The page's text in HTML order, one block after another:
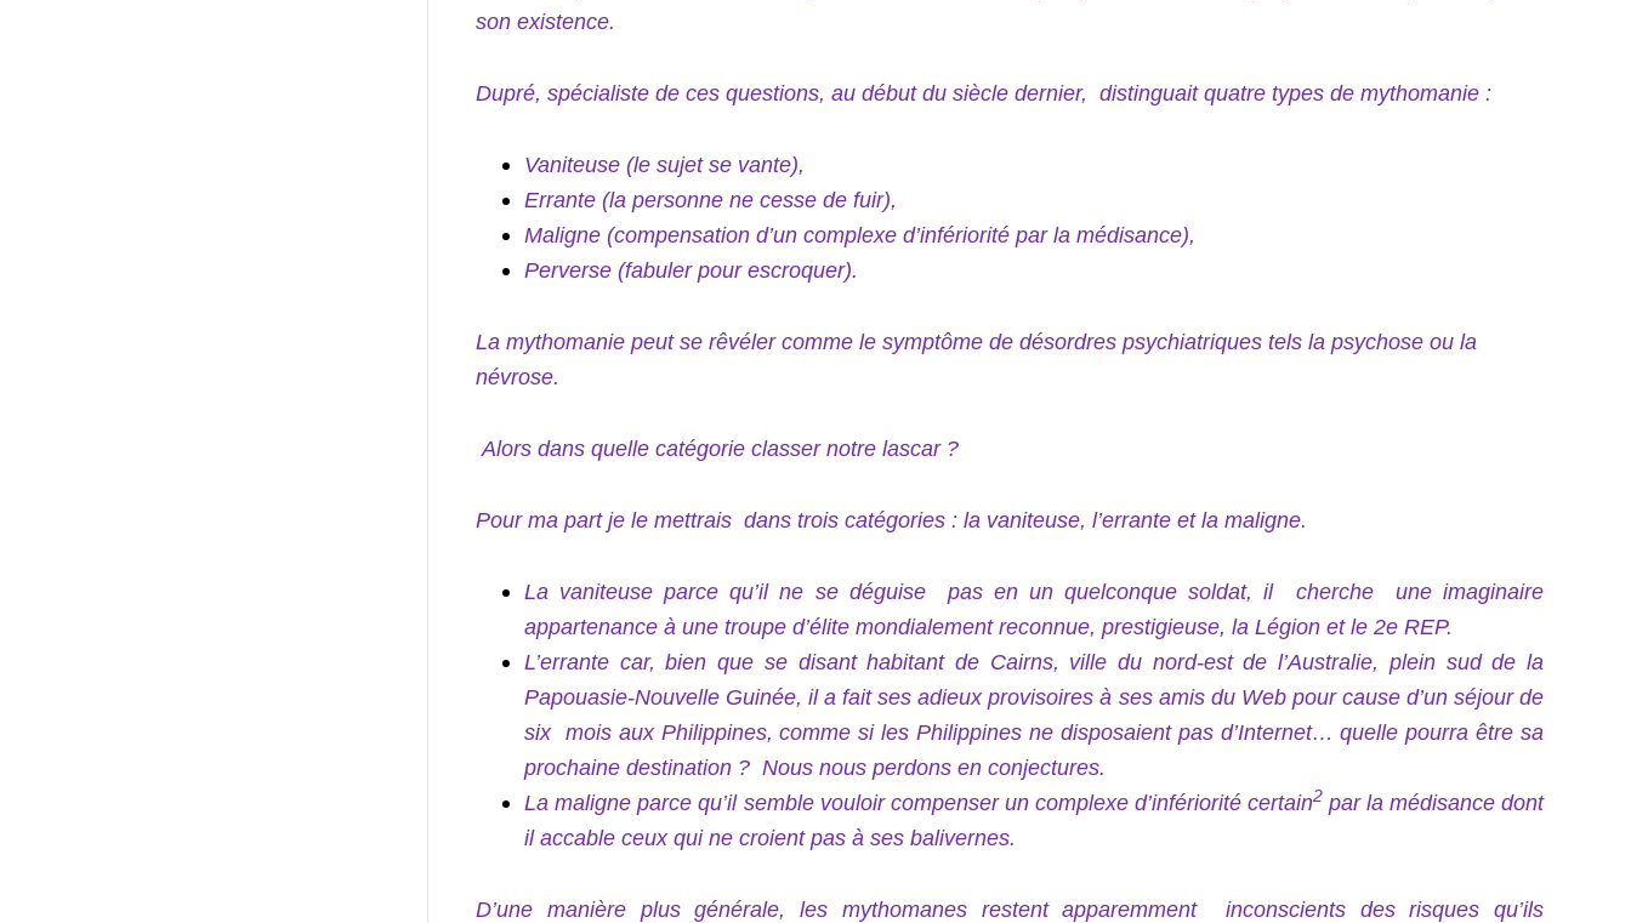
son existence.
Dupré, spécialiste de ces questions, au début du siècle dernier, distinguait quatre types de mythomanie :
Vaniteuse (le sujet se vante),
Errante (la personne ne cesse de fuir),
Maligne (compensation d’un complexe d’infériorité par la médisance),
Perverse (fabuler pour escroquer).
La mythomanie peut se rêvéler comme le symptôme de désordres psychiatriques tels la psychose ou la
névrose.
Alors dans quelle catégorie classer notre lascar ?
Pour ma part je le mettrais dans trois catégories : la vaniteuse, l’errante et la maligne.
La vaniteuse parce qu’il ne se déguise pas en un quelconque soldat, il cherche une imaginaire
appartenance à une troupe d’élite mondialement reconnue, prestigieuse, la Légion et le 2e REP.
L’errante car, bien que se disant habitant de Cairns, ville du nord-est de l’Australie, plein sud de la
Papouasie-Nouvelle Guinée, il a fait ses adieux provisoires à ses amis du Web pour cause d’un séjour de
six mois aux Philippines, comme si les Philippines ne disposaient pas d’Internet… quelle pourra être sa
prochaine destination ? Nous nous perdons en conjectures.
La maligne parce qu’il semble vouloir compenser un complexe d’infériorité certain2 par la médisance dont
il accable ceux qui ne croient pas à ses balivernes.
D’une manière plus générale, les mythomanes restent apparemment inconscients des risques qu’ils